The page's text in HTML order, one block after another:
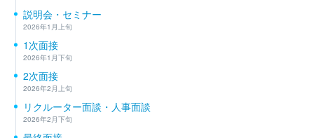
説明会・セミナー
2026年1月上旬
1次面接
2026年1月下旬
2次面接
2026年2月上旬
リクルーター面談・人事面談
2026年2月下旬